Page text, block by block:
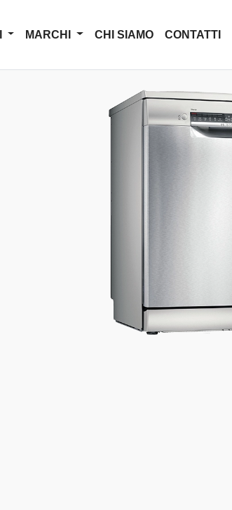
MARCHI CHI SIAMO CONTATTI